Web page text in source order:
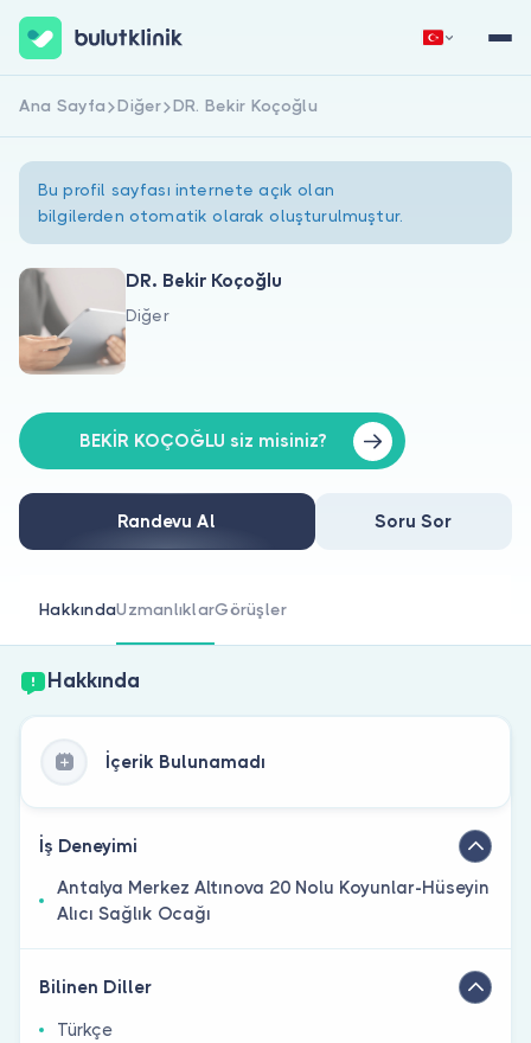
Hakkımızda
Doktorlar için
Doktor musunuz?
Hemen Kaydol
Ana Sayfa Diğer DR. Bekir Koçoğlu
Bu profil sayfası internete açık olan
bilgilerden otomatik olarak oluşturulmuştur.
DR. Bekir Koçoğlu
Diğer
BEKİR KOÇOĞLU siz misiniz?
Randevu Al Soru Sor
HakkındaUzmanlıklarGörüşler
Hakkında
İçerik Bulunamadı
İş Deneyimi
Antalya Merkez Altınova 20 Nolu Koyunlar-Hüseyin
Alıcı Sağlık Ocağı
Bilinen Diller
Türkçe